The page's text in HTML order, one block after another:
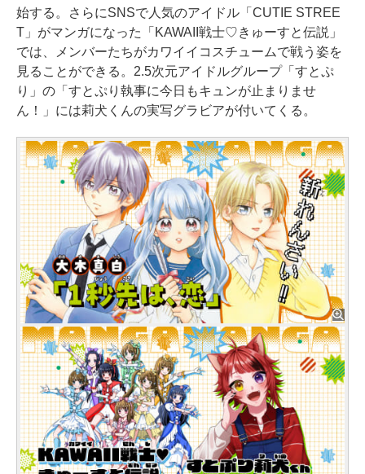
始する。さらにSNSで人気のアイドル「CUTIE STREE
T」がマンガになった「KAWAII戦士♡きゅーすと伝説」
では、メンバーたちがカワイイコスチュームで戦う姿を
見ることができる。2.5次元アイドルグループ「すとぷ
り」の「すとぷり執事に今日もキュンが止まりませ
ん！」には莉犬くんの実写グラビアが付いてくる。